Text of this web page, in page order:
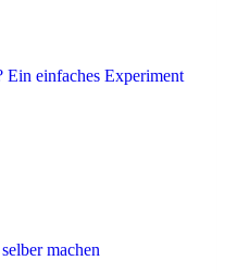
einfaches Experiment
machen